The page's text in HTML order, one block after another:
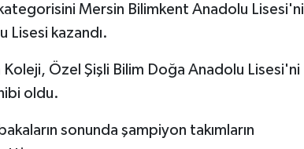
Mersin Bilimkent Anadolu Lisesi'ni
kazandı.
Özel Şişli Bilim Doğa Anadolu Lisesi'ni
oldu.
sonunda şampiyon takımların